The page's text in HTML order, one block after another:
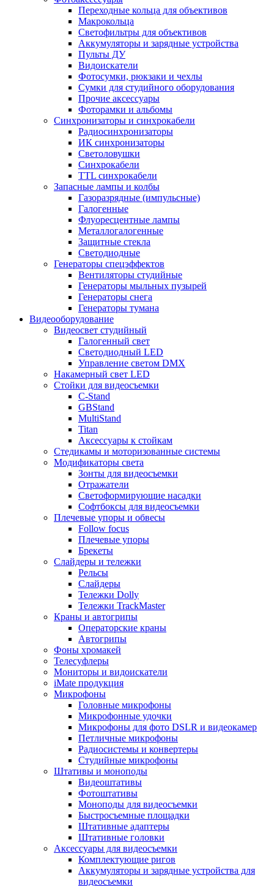
Переходные кольца для объективов
Макрокольца
Светофильтры для объективов
Аккумуляторы и зарядные устройства
Пульты ДУ
Видоискатели
Фотосумки, рюкзаки и чехлы
Сумки для студийного оборудования
Прочие аксессуары
Фоторамки и альбомы
Синхронизаторы и синхрокабели
Радиосинхронизаторы
ИК синхронизаторы
Светоловушки
Синхрокабели
TTL синхрокабели
Запасные лампы и колбы
Газоразрядные (импульсные)
Галогенные
Флуоресцентные лампы
Металлогалогенные
Защитные стекла
Светодиодные
Генераторы спецэффектов
Вентиляторы студийные
Генераторы мыльных пузырей
Генераторы снега
Генераторы тумана
Видеооборудование
Видеосвет студийный
Галогенный свет
Светодиодный LED
Управление светом DMX
Накамерный свет LED
Стойки для видеосъемки
C-Stand
GBStand
MultiStand
Titan
Аксессуары к стойкам
Стедикамы и моторизованные системы
Модификаторы света
Зонты для видеосъемки
Отражатели
Светоформирующие насадки
Софтбоксы для видеосъемки
Плечевые упоры и обвесы
Follow focus
Плечевые упоры
Брекеты
Слайдеры и тележки
Рельсы
Слайдеры
Тележки Dolly
Тележки TrackMaster
Краны и автогрипы
Операторские краны
Автогрипы
Фоны хромакей
Телесуфлеры
Мониторы и видоискатели
iMate продукция
Микрофоны
Головные микрофоны
Микрофонные удочки
Микрофоны для фото DSLR и видеокамер
Петличные микрофоны
Радиосистемы и конвертеры
Студийные микрофоны
Штативы и моноподы
Видеоштативы
Фотоштативы
Моноподы для видеосъемки
Быстросъемные площадки
Штативные адаптеры
Штативные головки
Аксессуары для видеосъемки
Комплектующие ригов
Аккумуляторы и зарядные устройства для
видеосъемки